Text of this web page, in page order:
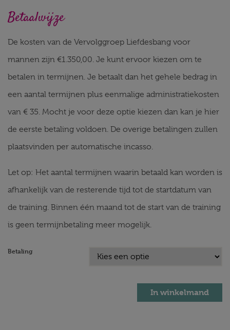
Betaalwijze
De kosten van de Vervolggroep Liefdesbang voor
mannen zijn €1.350,00. Je kunt ervoor kiezen om te
betalen in termijnen. Je betaalt dan het gehele bedrag in
een aantal termijnen plus eenmalige administratiekosten
van € 35. Mocht je voor deze optie kiezen dan kan je hier
de eerste betaling voldoen. De overige betalingen zullen
plaatsvinden per automatische incasso.
Let op: Het aantal termijnen waarin betaald kan worden is
afhankelijk van de resterende tijd tot de startdatum van
de training. Binnen één maand tot de start van de training
is geen termijnbetaling meer mogelijk.
Betaling
In winkelmand